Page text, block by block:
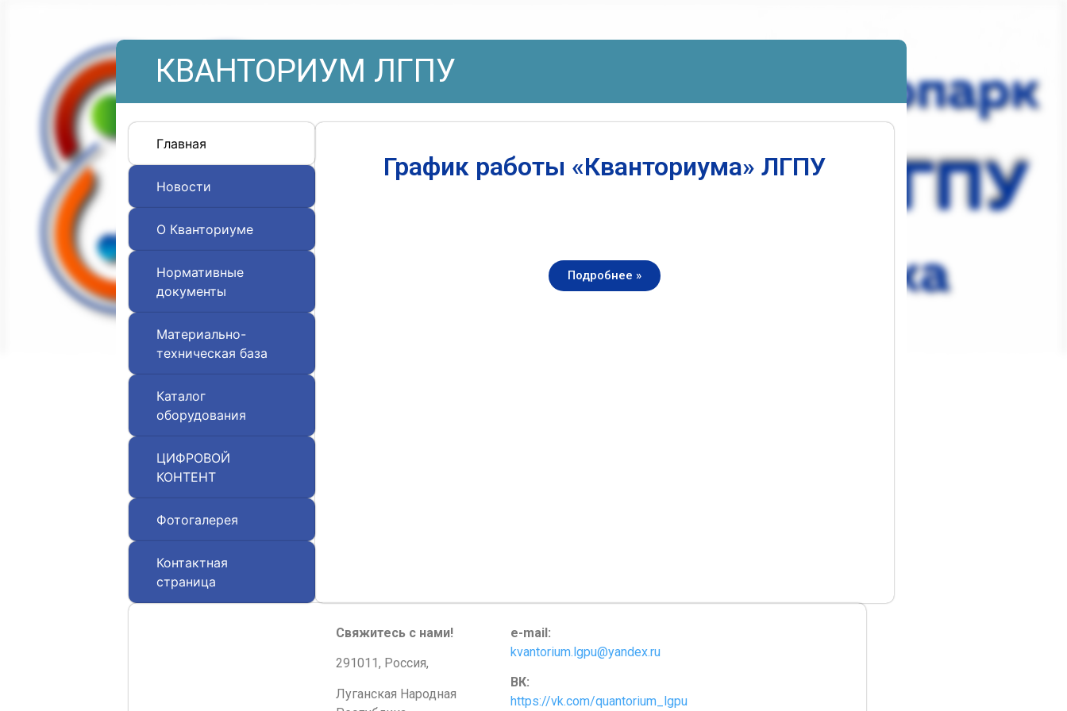
КВАНТОРИУМ ЛГПУ
Главная
Новости
О Кванториуме
Нормативные
документы
Материально-
техническая база
Каталог
оборудования
ЦИФРОВОЙ
КОНТЕНТ
Фотогалерея
Контактная
страница
График работы «Кванториума» ЛГПУ
Подробнее »
Свяжитесь с нами!
291011, Россия,
Луганская Народная
e-mail:
kvantorium.lgpu@yandex.ru
ВК:
https://vk.com/quantorium_lgpu